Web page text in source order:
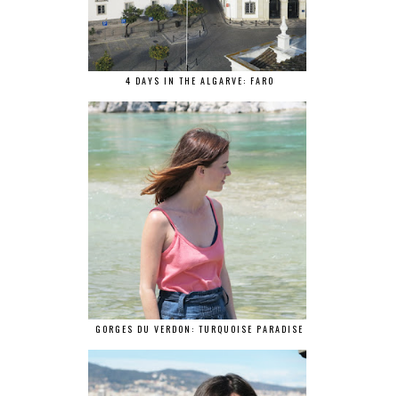
4 DAYS IN THE ALGARVE: FARO
GORGES DU VERDON: TURQUOISE PARADISE